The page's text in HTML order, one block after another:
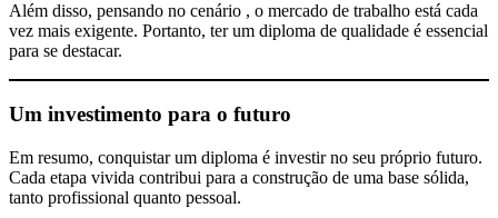
Além disso, pensando no cenário , o mercado de trabalho está cada
vez mais exigente. Portanto, ter um diploma de qualidade é essencial
para se destacar.
Um investimento para o futuro
Em resumo, conquistar um diploma é investir no seu próprio futuro.
Cada etapa vivida contribui para a construção de uma base sólida,
tanto profissional quanto pessoal.